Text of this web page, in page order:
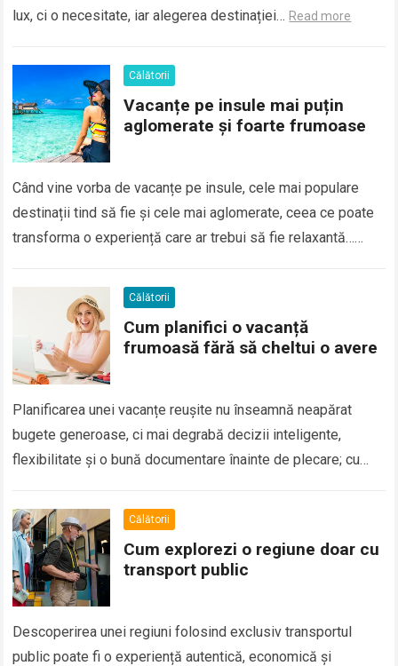
lux, ci o necesitate, iar alegerea destinației… Read more
Călătorii
Vacanțe pe insule mai puțin
aglomerate și foarte frumoase
Când vine vorba de vacanțe pe insule, cele mai populare
destinații tind să fie și cele mai aglomerate, ceea ce poate
transforma o experiență care ar trebui să fie relaxantă…
Călătorii
Cum planifici o vacanță
frumoasă fără să cheltui o avere
Planificarea unei vacanțe reușite nu înseamnă neapărat
bugete generoase, ci mai degrabă decizii inteligente,
flexibilitate și o bună documentare înainte de plecare; cu
Read more
Călătorii
Cum explorezi o regiune doar cu
transport public
Descoperirea unei regiuni folosind exclusiv transportul
public poate fi o experiență autentică, economică și